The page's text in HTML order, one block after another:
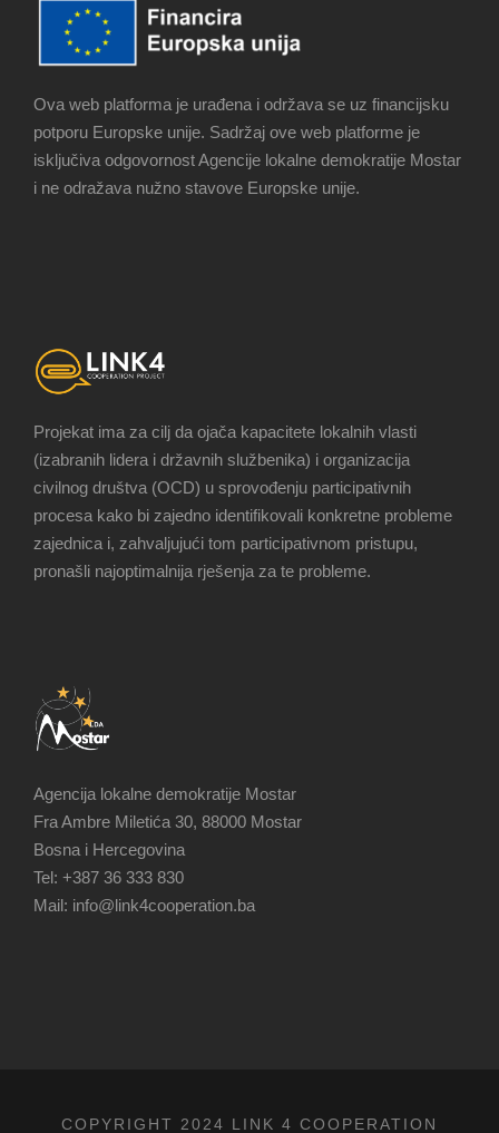
Ova web platforma je urađena i održava se uz financijsku
potporu Europske unije. Sadržaj ove web platforme je
isključiva odgovornost Agencije lokalne demokratije Mostar
i ne odražava nužno stavove Europske unije.
Projekat ima za cilj da ojača kapacitete lokalnih vlasti
(izabranih lidera i državnih službenika) i organizacija
civilnog društva (OCD) u sprovođenju participativnih
procesa kako bi zajedno identifikovali konkretne probleme
zajednica i, zahvaljujući tom participativnom pristupu,
pronašli najoptimalnija rješenja za te probleme.
Agencija lokalne demokratije Mostar
Fra Ambre Miletića 30, 88000 Mostar
Bosna i Hercegovina
Tel: +387 36 333 830
Mail: info@link4cooperation.ba
COPYRIGHT 2024 LINK 4 COOPERATION